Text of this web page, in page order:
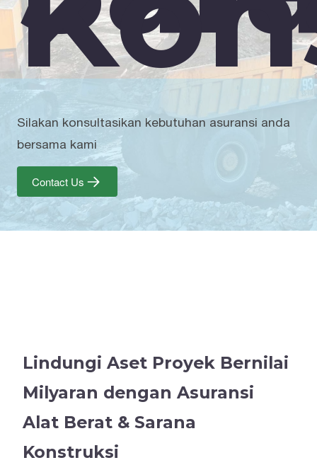
Silakan konsultasikan kebutuhan asuransi anda
bersama kami
Contact Us
Lindungi Aset Proyek Bernilai
Milyaran dengan Asuransi
Alat Berat & Sarana
Konstruksi